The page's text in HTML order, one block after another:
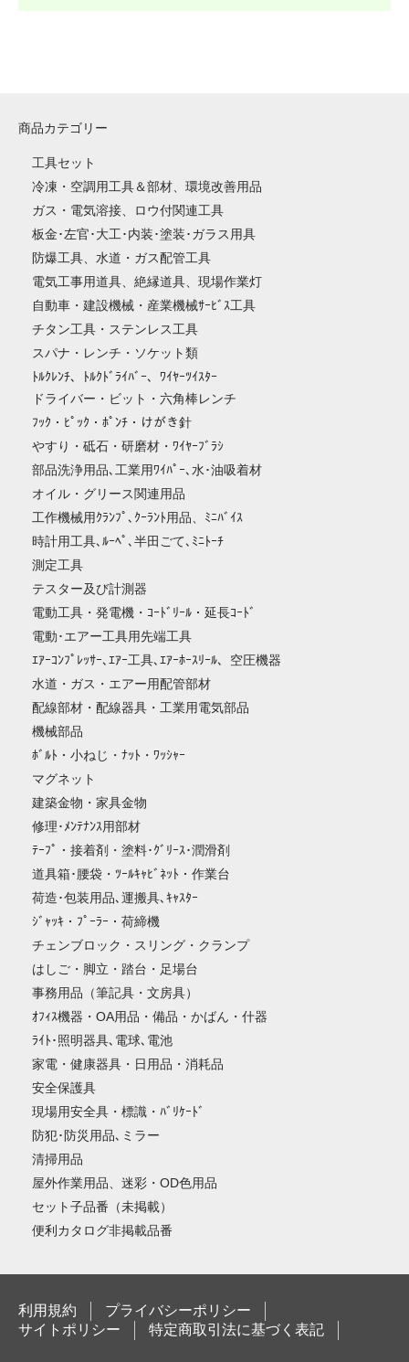
商品カテゴリー
工具セット
冷凍・空調用工具＆部材、環境改善用品
ガス・電気溶接、ロウ付関連工具
板金･左官･大工･内装･塗装･ガラス用具
防爆工具、水道・ガス配管工具
電気工事用道具、絶縁道具、現場作業灯
自動車・建設機械・産業機械ｻｰﾋﾞｽ工具
チタン工具・ステンレス工具
スパナ・レンチ・ソケット類
ﾄﾙｸﾚﾝﾁ、ﾄﾙｸﾄﾞﾗｲﾊﾞｰ、ﾜｲﾔｰﾂｲｽﾀｰ
ドライバー・ビット・六角棒レンチ
ﾌｯｸ・ﾋﾟｯｸ・ﾎﾟﾝﾁ・けがき針
やすり・砥石・研磨材・ﾜｲﾔｰﾌﾞﾗｼ
部品洗浄用品､工業用ﾜｲﾊﾟｰ､水･油吸着材
オイル・グリース関連用品
工作機械用ｸﾗﾝﾌﾟ､ｸｰﾗﾝﾄ用品、ﾐﾆﾊﾞｲｽ
時計用工具､ﾙｰﾍﾟ､半田ごて､ﾐﾆﾄｰﾁ
測定工具
テスター及び計測器
電動工具・発電機・ｺｰﾄﾞﾘｰﾙ・延長ｺｰﾄﾞ
電動･エアー工具用先端工具
ｴｱｰｺﾝﾌﾟﾚｯｻｰ､ｴｱｰ工具､ｴｱｰﾎｰｽﾘｰﾙ、空圧機器
水道・ガス・エアー用配管部材
配線部材・配線器具・工業用電気部品
機械部品
ﾎﾞﾙﾄ・小ねじ・ﾅｯﾄ・ﾜｯｼｬｰ
マグネット
建築金物・家具金物
修理･ﾒﾝﾃﾅﾝｽ用部材
ﾃｰﾌﾟ・接着剤・塗料･ｸﾞﾘｰｽ･潤滑剤
道具箱･腰袋・ﾂｰﾙｷｬﾋﾞﾈｯﾄ・作業台
荷造･包装用品､運搬具､ｷｬｽﾀｰ
ｼﾞｬｯｷ・ﾌﾟｰﾗｰ・荷締機
チェンブロック・スリング・クランプ
はしご・脚立・踏台・足場台
事務用品（筆記具・文房具）
ｵﾌｨｽ機器・OA用品・備品・かばん・什器
ﾗｲﾄ･照明器具､電球､電池
家電・健康器具・日用品・消耗品
安全保護具
現場用安全具・標識・ﾊﾞﾘｹｰﾄﾞ
防犯･防災用品､ミラー
清掃用品
屋外作業用品、迷彩・OD色用品
セット子品番（未掲載）
便利カタログ非掲載品番
利用規約
プライバシーポリシー
サイトポリシー
特定商取引法に基づく表記